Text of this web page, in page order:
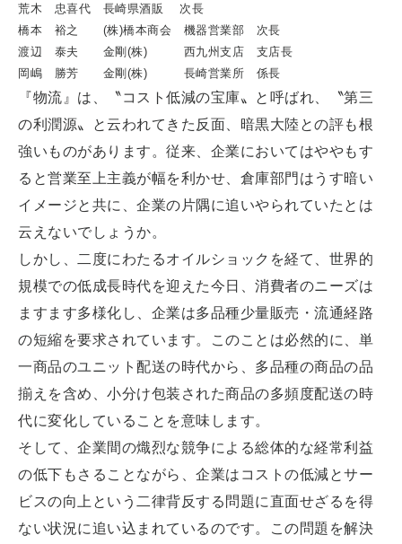
荒木 忠喜代 長崎県酒販 次長
橋本 裕之 (株)橋本商会 機器営業部 次長
渡辺 泰夫 金剛(株) 西九州支店 支店長
岡嶋 勝芳 金剛(株) 長崎営業所 係長
『物流』は、〝コスト低減の宝庫〟と呼ばれ、〝第三
の利潤源〟と云われてきた反面、暗黒大陸との評も根
強いものがあります。従来、企業においてはややもす
ると営業至上主義が幅を利かせ、倉庫部門はうす暗い
イメージと共に、企業の片隅に追いやられていたとは
云えないでしょうか。
しかし、二度にわたるオイルショックを経て、世界的
規模での低成長時代を迎えた今日、消費者のニーズは
ますます多様化し、企業は多品種少量販売・流通経路
の短縮を要求されています。このことは必然的に、単
一商品のユニット配送の時代から、多品種の商品の品
揃えを含め、小分け包装された商品の多頻度配送の時
代に変化していることを意味します。
そして、企業間の熾烈な競争による総体的な経常利益
の低下もさることながら、企業はコストの低減とサー
ビスの向上という二律背反する問題に直面せざるを得
ない状況に追い込まれているのです。この問題を解決